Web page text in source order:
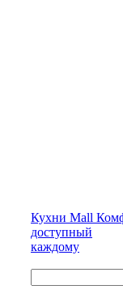
Кухни Mall
доступный
каждому